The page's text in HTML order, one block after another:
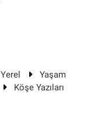
Yerel
Yaşam
Köşe Yazıları